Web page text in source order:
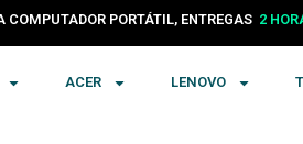
PORTÁTIL, ENTREGAS 2
24
ACER LENOVO